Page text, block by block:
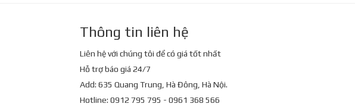
Thông tin liên hệ
Liên hệ với chúng tôi để có giá tốt nhất
Hỗ trợ báo giá 24/7
Add: 635 Quang Trung, Hà Đông, Hà Nội.
Hotline: 0912 795 795 - 0961 368 566